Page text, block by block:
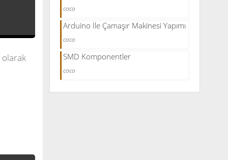
olarak
coco
Arduino İle Çamaşır Makinesi Yapımı
coco
SMD Komponentler
coco